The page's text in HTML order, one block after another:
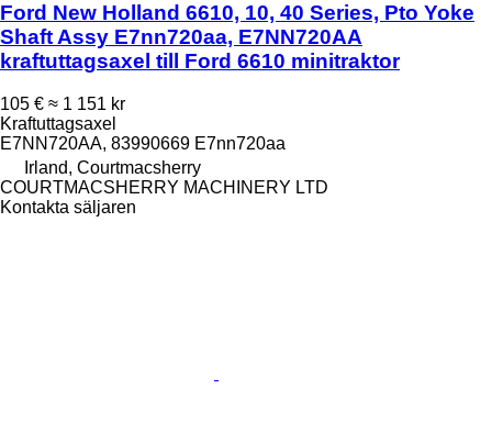
Ford New Holland 6610, 10, 40 Series, Pto Yoke
Shaft Assy E7nn720aa, E7NN720AA
kraftuttagsaxel till Ford 6610 minitraktor
105 € ≈ 1 151 kr
Kraftuttagsaxel
E7NN720AA, 83990669 E7nn720aa
Irland, Courtmacsherry
COURTMACSHERRY MACHINERY LTD
Kontakta säljaren